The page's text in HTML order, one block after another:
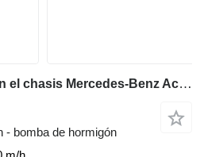
Putzmeister M49-5RZ en el chasis Mercedes-Benz Actros
- bomba de hormigón